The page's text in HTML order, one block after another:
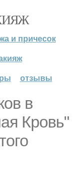
и причесок
отзывы
в
Кровь"